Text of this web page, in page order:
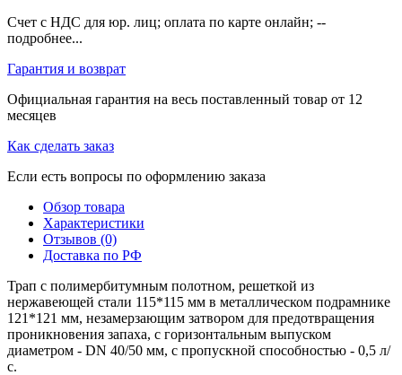
Счет с НДС для юр. лиц; оплата по карте онлайн; --
подробнее...
Гарантия и возврат
Официальная гарантия на весь поставленный товар от 12
месяцев
Как сделать заказ
Если есть вопросы по оформлению заказа
Обзор товара
Характеристики
Отзывов (0)
Доставка по РФ
Трап с полимербитумным полотном, решеткой из
нержавеющей стали 115*115 мм в металлическом подрамнике
121*121 мм, незамерзающим затвором для предотвращения
проникновения запаха, с горизонтальным выпуском
диаметром - DN 40/50 мм, с пропускной способностью - 0,5 л/
с.